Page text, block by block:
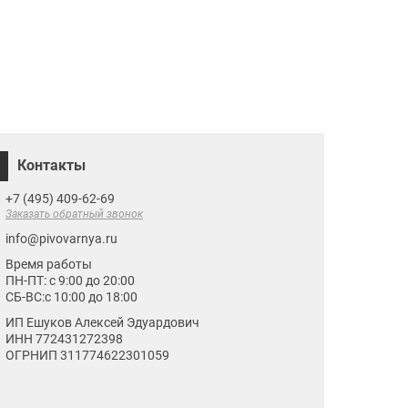
Контакты
+7 (495) 409-62-69
Заказать обратный звонок
info@pivovarnya.ru
Время работы
ПН-ПТ: с 9:00 до 20:00
СБ-ВС:с 10:00 до 18:00
ИП Ешуков Алексей Эдуардович
ИНН 772431272398
ОГРНИП 311774622301059